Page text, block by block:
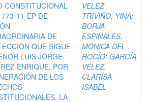
CONSTITUCIONAL
11-EP DE
DE
QUE SIGUE
LUIS JORGE
ENRIQUE, POR
DE LOS
LA
VELEZ
TRIVIÑO, YINA;
BORJA
ESPINALES,
MÓNICA DEL
ROCÍO; GARCÍA
VÉLEZ,
CLARISA
ISABEL